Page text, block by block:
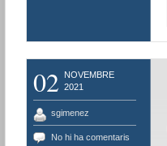
02
NOVEMBRE
2021
sgimenez
No hi ha comentaris